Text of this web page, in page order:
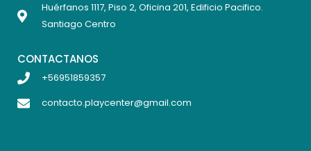
Huérfanos 1117, Piso 2, Oficina 201, Edificio Pacifico.
Santiago Centro
CONTACTANOS
+56951859357
contacto.playcenter@gmail.com